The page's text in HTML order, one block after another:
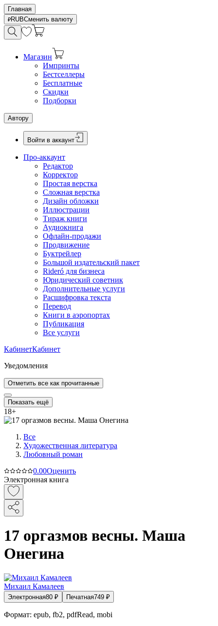
Главная
RUBСменить валюту
Магазин
Импринты
Бестселлеры
Бесплатные
Скидки
Подборки
Автору
Войти в аккаунт
Про-аккаунт
Редактор
Корректор
Простая верстка
Сложная верстка
Дизайн обложки
Иллюстрации
Тираж книги
Аудиокнига
Офлайн-продажи
Продвижение
Буктрейлер
Большой издательский пакет
Rideró для бизнеса
Юридический советник
Дополнительные услуги
Расшифровка текста
Перевод
Книги в аэропортах
Публикация
Все услуги
КабинетКабинет
Уведомления
Отметить все как прочитанные
Показать ещё
18+
Все
Художественная литература
Любовный роман
0.00Оценить
Электронная книга
17 оргазмов весны. Маша
Онегина
Михаил Камалеев
Электронная80 ₽ Печатная749 ₽
Формат: epub, fb2, pdfRead, mobi